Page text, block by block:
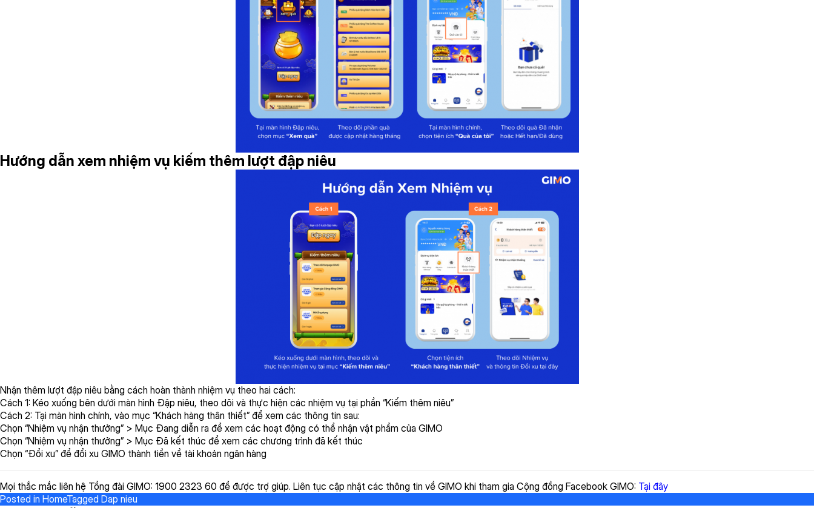
Hướng dẫn xem nhiệm vụ kiếm thêm lượt đập niêu
Nhận thêm lượt đập niêu bằng cách hoàn thành nhiệm vụ theo hai cách:
Cách 1: Kéo xuống bên dưới màn hình Đập niêu, theo dõi và thực hiện các nhiệm vụ tại phần “Kiếm thêm niêu”
Cách 2: Tại màn hình chính, vào mục “Khách hàng thân thiết” để xem các thông tin sau:
Chọn “Nhiệm vụ nhận thưởng” > Mục Đang diễn ra để xem các hoạt động có thể nhận vật phẩm của GIMO
Chọn “Nhiệm vụ nhận thưởng” > Mục Đã kết thúc để xem các chương trình đã kết thúc
Chọn “Đổi xu” để đổi xu GIMO thành tiền về tài khoản ngân hàng
Mọi thắc mắc liên hệ Tổng đài GIMO: 1900 2323 60 để được trợ giúp. Liên tục cập nhật các thông tin về GIMO khi tham gia Cộng đồng Facebook GIMO: Tại đây
Posted in HomeTagged Dap nieu